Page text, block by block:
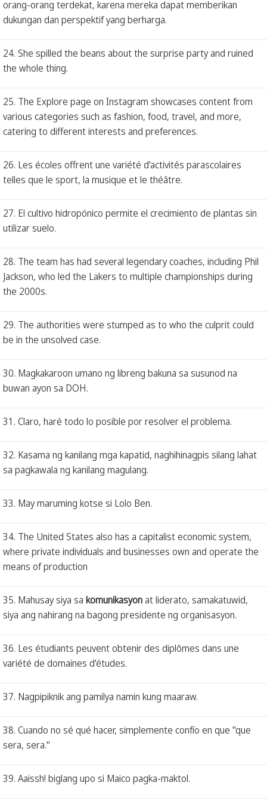
orang-orang terdekat, karena mereka dapat memberikan
dukungan dan perspektif yang berharga.
24. She spilled the beans about the surprise party and ruined
the whole thing.
25. The Explore page on Instagram showcases content from
various categories such as fashion, food, travel, and more,
catering to different interests and preferences.
26. Les écoles offrent une variété d'activités parascolaires
telles que le sport, la musique et le théâtre.
27. El cultivo hidropónico permite el crecimiento de plantas sin
utilizar suelo.
28. The team has had several legendary coaches, including Phil
Jackson, who led the Lakers to multiple championships during
the 2000s.
29. The authorities were stumped as to who the culprit could
be in the unsolved case.
30. Magkakaroon umano ng libreng bakuna sa susunod na
buwan ayon sa DOH.
31. Claro, haré todo lo posible por resolver el problema.
32. Kasama ng kanilang mga kapatid, naghihinagpis silang lahat
sa pagkawala ng kanilang magulang.
33. May maruming kotse si Lolo Ben.
34. The United States also has a capitalist economic system,
where private individuals and businesses own and operate the
means of production
35. Mahusay siya sa komunikasyonat liderato, samakatuwid,
siya ang nahirang na bagong presidente ng organisasyon.
36. Les étudiants peuvent obtenir des diplômes dans une
variété de domaines d'études.
37. Nagpipiknik ang pamilya namin kung maaraw.
38. Cuando no sé qué hacer, simplemente confío en que "que
sera, sera."
39. Aaissh! biglang upo si Maico pagka-maktol.